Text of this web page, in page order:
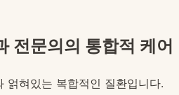
전문의의 통합적 케어
얽혀있는 복합적인 질환입니다.